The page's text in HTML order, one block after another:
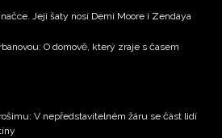
Její šaty nosí Demi Moore i Zendaya
O domově, který zraje s časem
V nepředstavitelném žáru se část lidí